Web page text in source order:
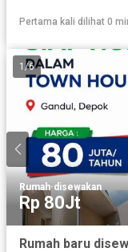
Pertama kali dilihat 0
1 /6
Rumah·disewakan
Rp 80Jt
Rumah baru